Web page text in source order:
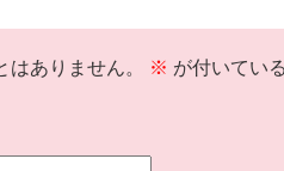
ありません。 ※ が付いてい